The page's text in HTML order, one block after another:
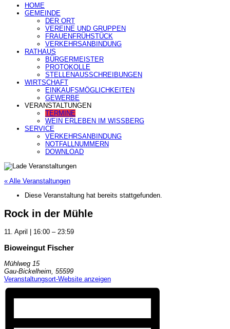
HOME
GEMEINDE
DER ORT
VEREINE UND GRUPPEN
FRAUENFRÜHSTÜCK
VERKEHRSANBINDUNG
RATHAUS
BÜRGERMEISTER
PROTOKOLLE
STELLENAUSSCHREIBUNGEN
WIRTSCHAFT
EINKAUFSMÖGLICHKEITEN
GEWERBE
VERANSTALTUNGEN
TERMINE
WEIN ERLEBEN IM WISSBERG
SERVICE
VERKEHRSANBINDUNG
NOTFALLNUMMERN
DOWNLOAD
« Alle Veranstaltungen
Diese Veranstaltung hat bereits stattgefunden.
Rock in der Mühle
11. April | 16:00 – 23:59
Bioweingut Fischer
Mühlweg 15
Gau-Bickelheim, 55599
Veranstaltungsort-Website anzeigen